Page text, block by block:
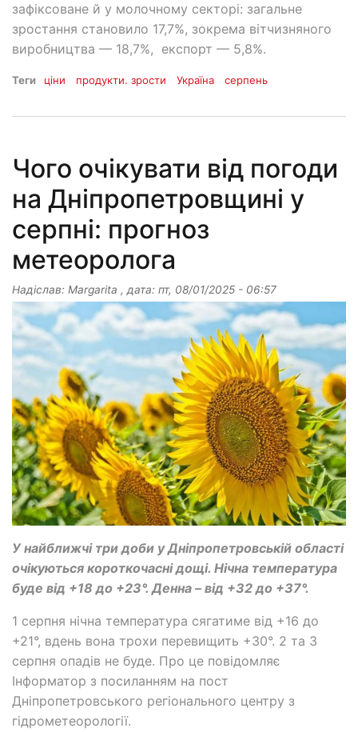
зафіксоване й у молочному секторі: загальне
зростання становило 17,7%, зокрема вітчизняного
виробництва — 18,7%, експорт — 5,8%.
Теги ціни продукти. зрости Україна серпень
Чого очікувати від погоди
на Дніпропетровщині у
серпні: прогноз
метеоролога
Надіслав: Margarita , дата: пт, 08/01/2025 - 06:57
У найближчі три доби у Дніпропетровській області
очікуються короткочасні дощі. Нічна температура
буде від +18 до +23°. Денна – від +32 до +37°.
1 серпня нічна температура сягатиме від +16 до
+21°, вдень вона трохи перевищить +30°. 2 та 3
серпня опадів не буде. Про це повідомляє
Інформатор з посиланням на пост
Дніпропетровського регіонального центру з
гідрометеорології.